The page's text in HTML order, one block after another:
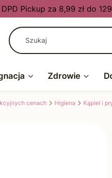
DPD Pickup za 8,99 zł do
Zdrowie
cenach Higiena Kąpiel i